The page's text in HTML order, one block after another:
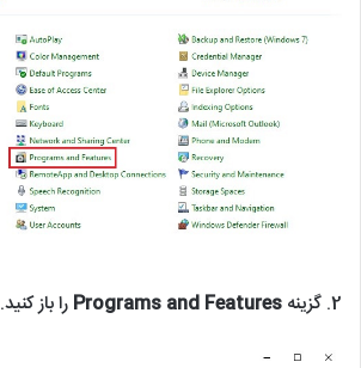
2. گزینه Programs and Features را باز کنید.